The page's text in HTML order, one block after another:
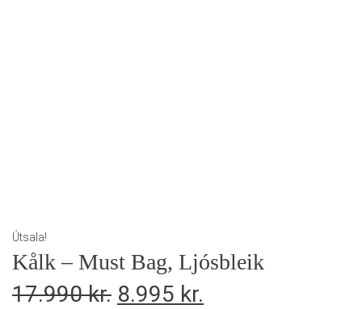
Útsala!
Kålk – Must Bag, Ljósbleik
17.990kr. 8.995 kr.